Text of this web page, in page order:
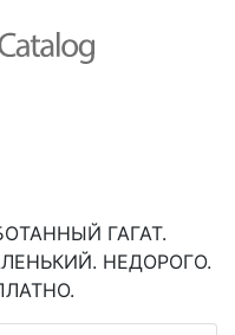
ГАГАТ.
НЕДОРОГО.